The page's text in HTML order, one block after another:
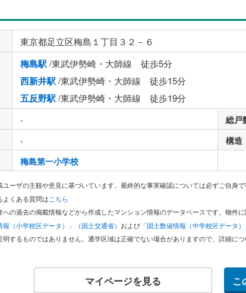
東京都足立区梅島１丁目３２－６
梅島駅/東武伊勢崎・大師線 徒歩5分
西新井駅/東武伊勢崎・大師線 徒歩15分
五反野駅/東武伊勢崎・大師線 徒歩19分
- 総戸
- 構造
梅島第一小学校
ーザの主観や意見に基づいています。最終的な事実確認については必ずご自身で
よくある質問はこちら
への過去の掲載情報などから作成したマンション情報のデータベースです。物件
報（小学校区データ）」（国土交通省） および 「国土数値情報（中学校区データ）
するものではありません。通学区域は正確でない場合がありますので、詳細に
マイページを見る こ